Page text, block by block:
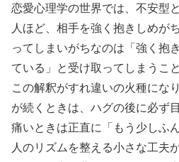
恋愛心理学の世界では、不安型
人ほど、相手を強く抱きしめが
ってしまいがちなのは「強く抱
ている」と受け取ってしまうこ
この解釈がすれ違いの火種にな
が続くときは、ハグの後に必ず
痛いときは正直に「もう少しふ
人のリズムを整える小さな工夫